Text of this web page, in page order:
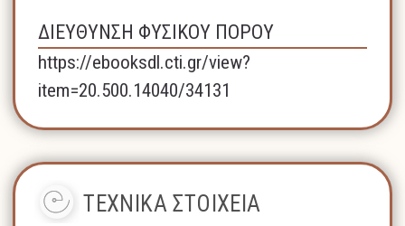
ΔΙΕΥΘΥΝΣΗ ΦΥΣΙΚΟΥ ΠΟΡΟΥ
https://ebooksdl.cti.gr/view?
item=20.500.14040/34131
ΤΕΧΝΙΚΑ ΣΤΟΙΧΕΙΑ